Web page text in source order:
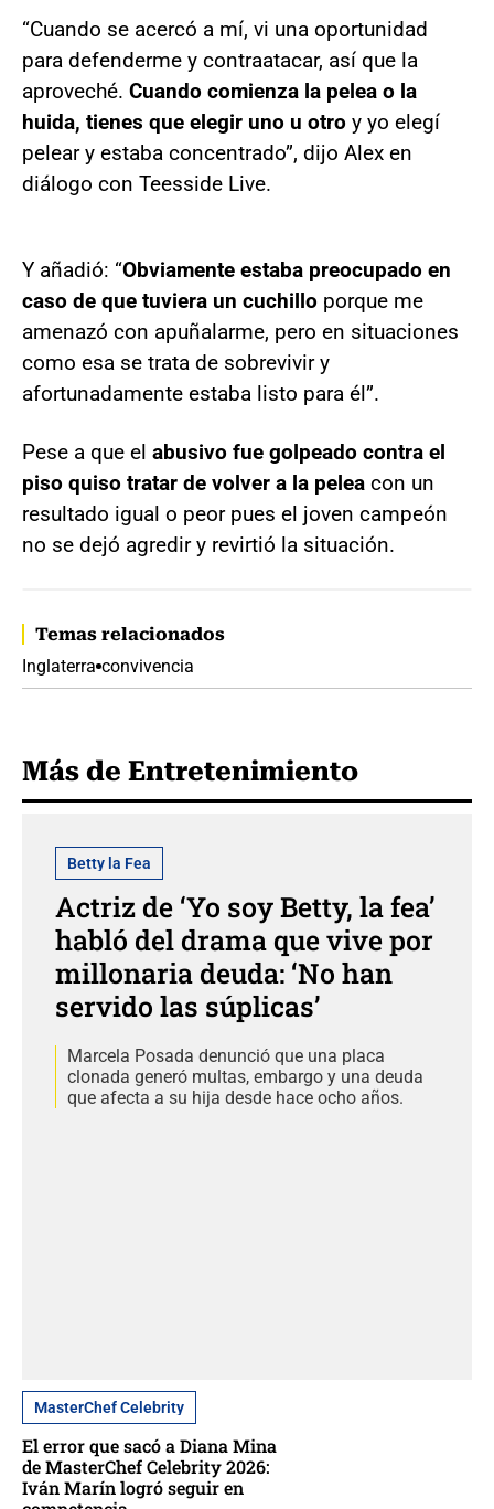
“Cuando se acercó a mí, vi una oportunidad
para defenderme y contraatacar, así que la
aproveché. Cuando comienza la pelea o la
huida, tienes que elegir uno u otro y yo elegí
pelear y estaba concentrado”, dijo Alex en
diálogo con Teesside Live.
Y añadió: “Obviamente estaba preocupado en
caso de que tuviera un cuchillo porque me
amenazó con apuñalarme, pero en situaciones
como esa se trata de sobrevivir y
afortunadamente estaba listo para él”.
Pese a que el abusivo fue golpeado contra el
piso quiso tratar de volver a la pelea con un
resultado igual o peor pues el joven campeón
no se dejó agredir y revirtió la situación.
Temas relacionados
Inglaterra convivencia
Más de Entretenimiento
Betty la Fea
Actriz de ‘Yo soy Betty, la fea’
habló del drama que vive por
millonaria deuda: ‘No han
servido las súplicas’
Marcela Posada denunció que una placa
clonada generó multas, embargo y una deuda
que afecta a su hija desde hace ocho años.
MasterChef Celebrity
El error que sacó a Diana Mina
de MasterChef Celebrity 2026:
Iván Marín logró seguir en